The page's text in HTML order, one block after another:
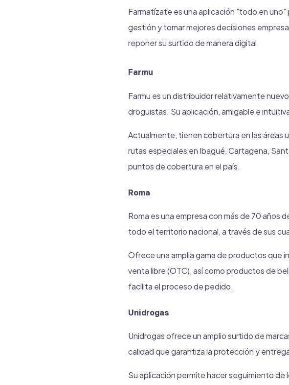
Farmatízate es una aplicación "todo en
gestión y tomar mejores decisiones
reponer su surtido de manera digital.
Farmu
Farmu es un distribuidor relativamente
droguistas. Su aplicación, amigable e
Actualmente, tienen cobertura en las áreas
rutas especiales en Ibagué, Cartagena,
puntos de cobertura en el país.
Roma
Roma es una empresa con más de 70
todo el territorio nacional, a través de sus
Ofrece una amplia gama de productos que
venta libre (OTC), así como productos de
facilita el proceso de pedido.
Unidrogas
Unidrogas ofrece un amplio surtido de
calidad que garantiza la protección y
Su aplicación permite hacer seguimiento